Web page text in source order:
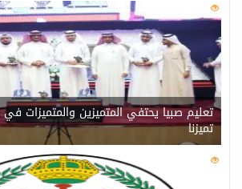
227
تعليم صبيا يحتفي المتميزين والمتميزات
تميزنا
221